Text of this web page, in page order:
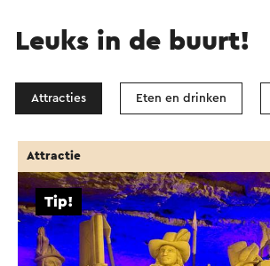
Leuks in de buurt!
Attracties Eten en drinken
Tip!
Attractie